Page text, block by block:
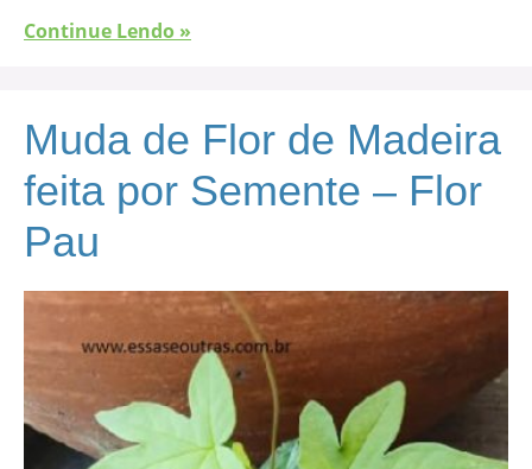
Continue Lendo »
Muda de Flor de Madeira
feita por Semente – Flor
Pau